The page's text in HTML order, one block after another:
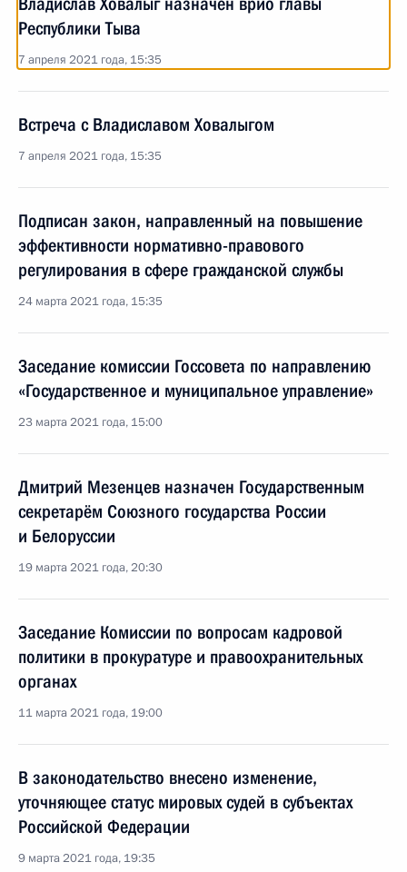
Республики Тыва
7 апреля 2021 года, 15:35
Встреча с Владиславом Ховалыгом
7 апреля 2021 года, 15:35
Подписан закон, направленный на повышение
эффективности нормативно-правового
регулирования в сфере гражданской службы
24 марта 2021 года, 15:35
Заседание комиссии Госсовета по направлению
«Государственное и муниципальное управление»
23 марта 2021 года, 15:00
Дмитрий Мезенцев назначен Государственным
секретарём Союзного государства России
и Белоруссии
19 марта 2021 года, 20:30
Заседание Комиссии по вопросам кадровой
политики в прокуратуре и правоохранительных
органах
11 марта 2021 года, 19:00
В законодательство внесено изменение,
уточняющее статус мировых судей в субъектах
Российской Федерации
9 марта 2021 года, 19:35